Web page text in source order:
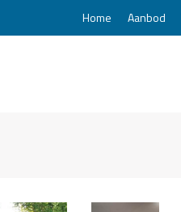
Home Aanbod